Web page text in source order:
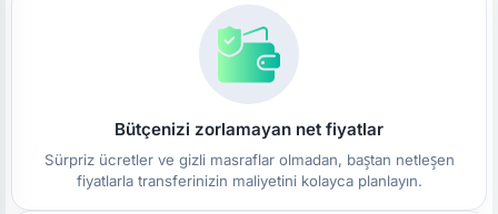
Bütçenizi zorlamayan net fiyatlar
Sürpriz ücretler ve gizli masraflar olmadan, baştan netleşen
fiyatlarla transferinizin maliyetini kolayca planlayın.